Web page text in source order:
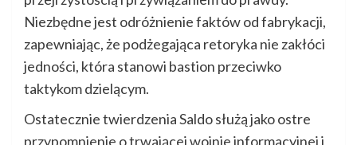
Niezbędne jest odróżnienie faktów od fabrykacji,
zapewniając, że podżegająca retoryka nie zakłóci
jedności, która stanowi bastion przeciwko
taktykom dzielącym.
Ostatecznie twierdzenia Saldo służą jako ostre
przypomnienie o trwającej wojnie informacyjnej i